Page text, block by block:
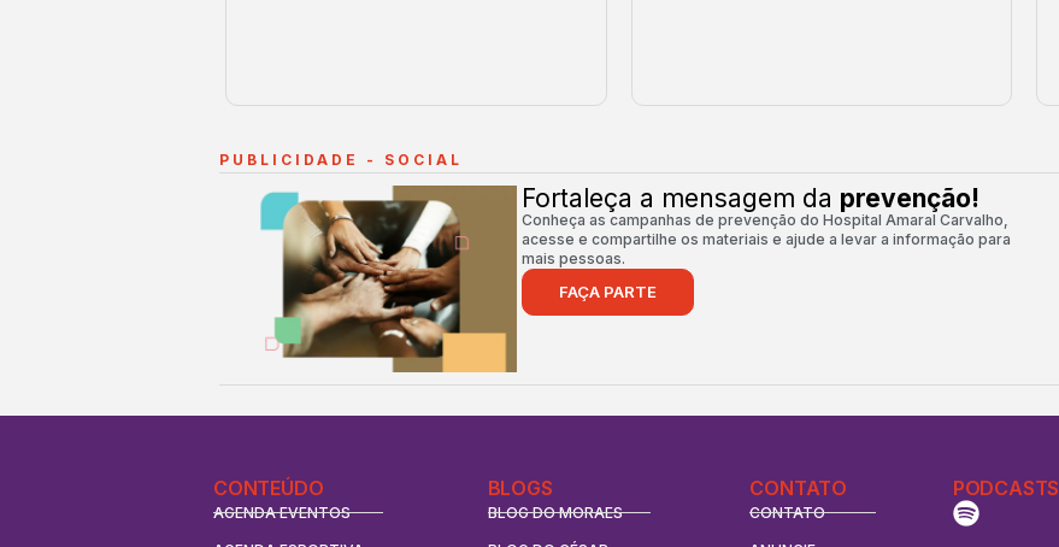
PUBLICIDADE - SOCIAL
Fortaleça a mensagem da prevenção!
Conheça as campanhas de prevenção do Hospital Amaral Carvalho,
acesse e compartilhe os materiais e ajude a levar a informação para
mais pessoas.
FAÇA PARTE
CONTEÚDO
AGENDA EVENTOS
BLOGS
BLOG DO MORAES
CONTATO
CONTATO
PODCASTS